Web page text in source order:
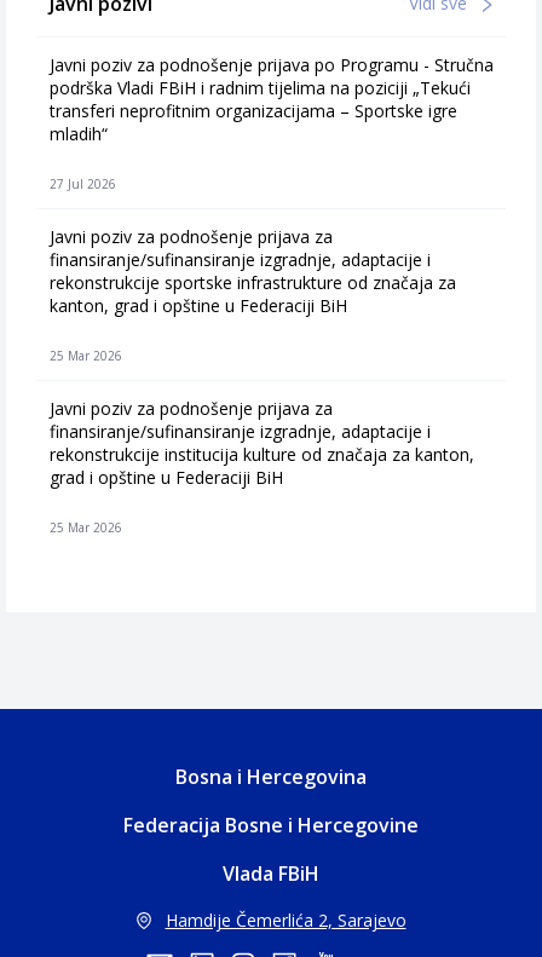
Javni poziv za podnošenje prijava po Programu - Stručna
podrška Vladi FBiH i radnim tijelima na poziciji „Tekući
transferi neprofitnim organizacijama – Sportske igre
mladih“
27 Jul 2026
Javni poziv za podnošenje prijava za
finansiranje/sufinansiranje izgradnje, adaptacije i
rekonstrukcije sportske infrastrukture od značaja za
kanton, grad i opštine u Federaciji BiH
25 Mar 2026
Javni poziv za podnošenje prijava za
finansiranje/sufinansiranje izgradnje, adaptacije i
rekonstrukcije institucija kulture od značaja za kanton,
grad i opštine u Federaciji BiH
25 Mar 2026
Bosna i Hercegovina
Federacija Bosne i Hercegovine
Vlada FBiH
Hamdije Čemerlića 2, Sarajevo